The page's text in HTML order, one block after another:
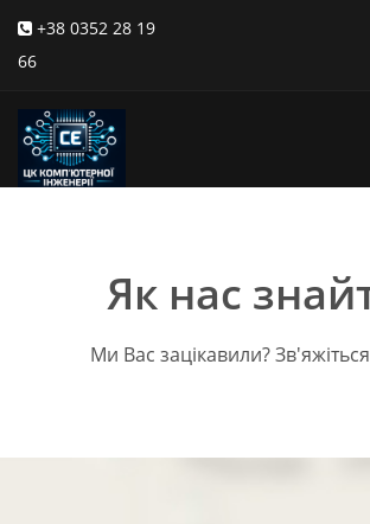
+38 0352 28 19
66
Як нас
Ми Вас зацікавили?